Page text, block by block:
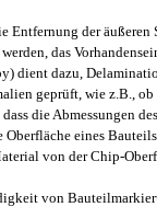
Entfernung der
das
dient dazu,
geprüft, wie z.B.,
die Abmessungen
eines
von der Chip-
von